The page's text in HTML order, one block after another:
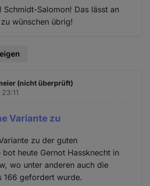
Schmidt-Salomon! Das lässt an
wünschen übrig!
(nicht überprüft)
Variante zu
zu der guten
bot heute Gernot Hassknecht in
wo unter anderen auch die
166 gefordert wurde.